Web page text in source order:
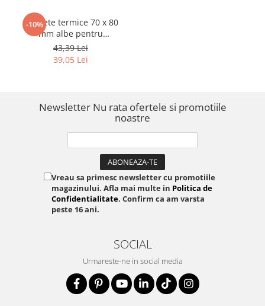
-10%
Etichete termice 70 x 80
mm albe pentru
imprimante AIMO și
Phomemo M200 M220, 100
etichete
43,39 Lei
39,05 Lei
Newsletter Nu rata ofertele si promotiile
noastre
Vreau sa primesc newsletter cu promotiile
magazinului. Afla mai multe in Politica de
Confidentialitate. Confirm ca am varsta
peste 16 ani.
SOCIAL
Urmareste-ne in social media